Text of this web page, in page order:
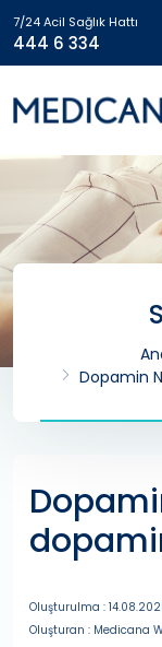
7/24 Acil Sağlık Hattı
444 6 334
Dopamin
Oluşturulma :
Oluşturan : Medicana